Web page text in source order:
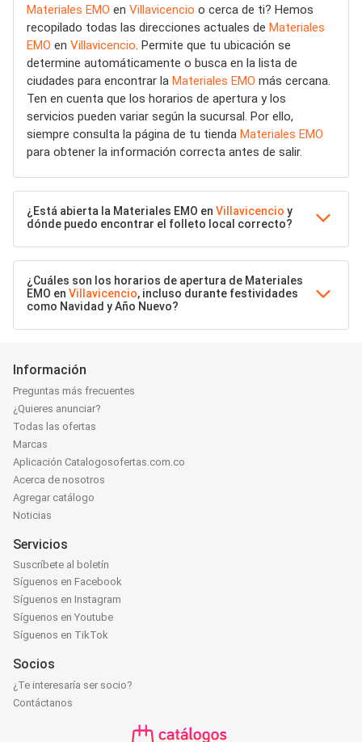
Materiales EMO en Villavicencio o cerca de ti? Hemos
recopilado todas las direcciones actuales de Materiales
EMO en Villavicencio. Permite que tu ubicación se
determine automáticamente o busca en la lista de
ciudades para encontrar la Materiales EMO más cercana.
Ten en cuenta que los horarios de apertura y los
servicios pueden variar según la sucursal. Por ello,
siempre consulta la página de tu tienda Materiales EMO
para obtener la información correcta antes de salir.
¿Está abierta la Materiales EMO en Villavicencio y
dónde puedo encontrar el folleto local correcto?
¿Cuáles son los horarios de apertura de Materiales
EMO en Villavicencio, incluso durante festividades
como Navidad y Año Nuevo?
Información
Preguntas más frecuentes
¿Quieres anunciar?
Todas las ofertas
Marcas
Aplicación Catalogosofertas.com.co
Acerca de nosotros
Agregar catálogo
Noticias
Servicios
Suscríbete al boletín
Síguenos en Facebook
Síguenos en Instagram
Síguenos en Youtube
Síguenos en TikTok
Socios
¿Te interesaría ser socio?
Contáctanos